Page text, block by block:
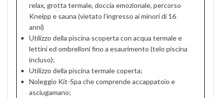
relax, grotta termale, doccia emozionale, percorso
Kneipp e sauna (vietato l’ingresso ai minori di 16
anni)
Utilizzo della piscina scoperta con acqua termale e
lettini ed ombrelloni fino a esaurimento (telo piscina
incluso);
Utilizzo della piscina termale coperta;
Noleggio Kit-Spa che comprende accappatoio e
asciugamano;